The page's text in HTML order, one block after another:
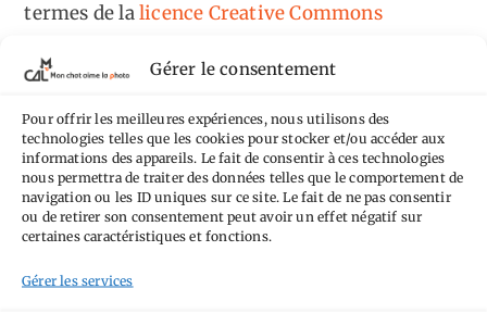
Gérer le consentement
Pour offrir les meilleures expériences, nous utilisons des
technologies telles que les cookies pour stocker et/ou accéder aux
informations des appareils. Le fait de consentir à ces technologies
nous permettra de traiter des données telles que le comportement de
navigation ou les ID uniques sur ce site. Le fait de ne pas consentir
ou de retirer son consentement peut avoir un effet négatif sur
certaines caractéristiques et fonctions.
Gérer les services
termes de lalicence Creative Commons
Pas de Modification 4.0 International
Fondé(e) sur une œuvre de https://mcalp.fr